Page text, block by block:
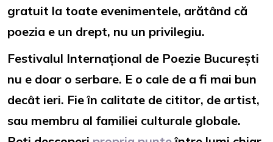
gratuit la toate evenimentele, arătând că
poezia e un drept, nu un privilegiu.
Festivalul Internațional de Poezie București
nu e doar o serbare. E o cale de a fi mai bun
decât ieri. Fie în calitate de cititor, de artist,
sau membru al familiei culturale globale.